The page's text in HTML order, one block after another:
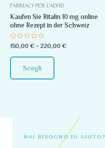
FARMACI PER L'ADHD
Kaufen Sie Ritalin 10 mg online
ohne Rezept in der Schweiz
Valutato
0
su
5
150,00 € - 220,00 €
Scegli
opzioni
possono
essere
scelte
del
HAI BISOGNO DI AIUTO?